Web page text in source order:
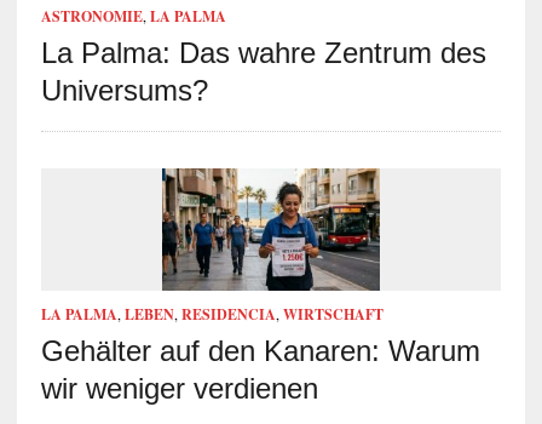
ASTRONOMIE, LA PALMA
La Palma: Das wahre Zentrum des
Universums?
LA PALMA, LEBEN, RESIDENCIA, WIRTSCHAFT
Gehälter auf den Kanaren: Warum
wir weniger verdienen